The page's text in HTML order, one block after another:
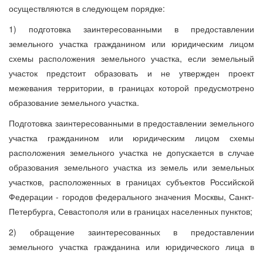
осуществляются в следующем порядке:
1) подготовка заинтересованными в предоставлении
земельного участка гражданином или юридическим лицом
схемы расположения земельного участка, если земельный
участок предстоит образовать и не утвержден проект
межевания территории, в границах которой предусмотрено
образование земельного участка.
Подготовка заинтересованными в предоставлении земельного
участка гражданином или юридическим лицом схемы
расположения земельного участка не допускается в случае
образования земельного участка из земель или земельных
участков, расположенных в границах субъектов Российской
Федерации - городов федерального значения Москвы, Санкт-
Петербурга, Севастополя или в границах населенных пунктов;
2) обращение заинтересованных в предоставлении
земельного участка гражданина или юридического лица в